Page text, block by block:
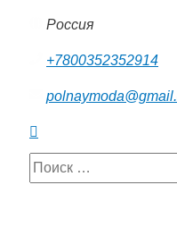
ПерейтиРоссия
+7800352352914
Search